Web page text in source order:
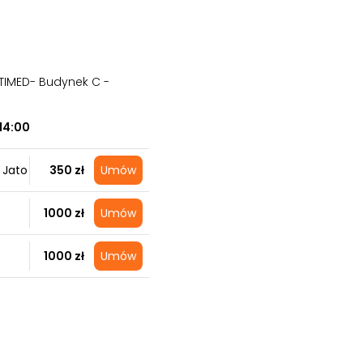
Budynek C -
Jato 350 zł Umów
1000 zł Umów
1000 zł Umów